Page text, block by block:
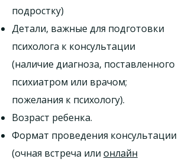
подростку)
Детали, важные для подготовки
психолога к консультации
(наличие диагноза, поставленного
психиатром или врачом;
пожелания к психологу).
Возраст ребенка.
Формат проведения консультации
(очная встреча или онлайн